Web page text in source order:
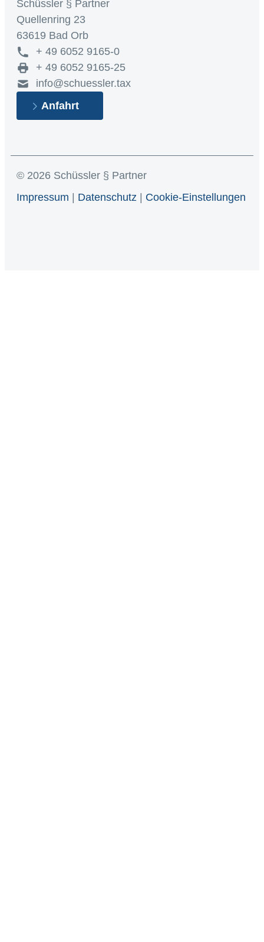
Schüssler § Partner
Quellenring 23
63619 Bad Orb
+ 49 6052 9165-0
+ 49 6052 9165-25
info@schuessler.tax
Anfahrt
© 2026 Schüssler § Partner
Impressum
Datenschutz Cookie-Einstellungen